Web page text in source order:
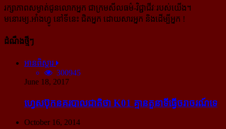
រក្សាភាពសម្ងាត់ជូនលោកអ្នក ជាក្រមសីលធម៌-​វិជ្ជាជីវៈ​របស់យើង។
មនោរម្យ.អាំងហ្វូ នៅទីនេះ ជិតអ្នក ដោយសារអ្នក និងដើម្បីអ្នក !
ដំណឹងថ្មីៗ
អានពិស្ដារ
300945
June 18, 2017
ហ្វេសប៊ុក​នគរបាល​ជាតិ​ថា K01 គ្មាន​តួនាទី​ធ្វើ​ចរាចរណ៍​ទេ
October 16, 2014